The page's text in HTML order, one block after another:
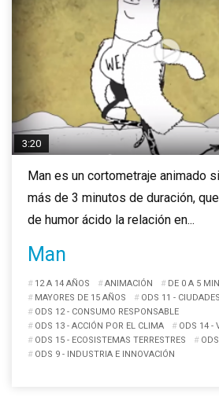
3:20
12 A 14 AÑOS ANIMACIÓN
DE 0 A 5
MAYORES DE 15 AÑOS
ODS 11 -
ODS 12 - CONSUMO RESPONSABLE
ODS 13 - ACCIÓN POR EL CLIMA
ODS 14 -
ODS 15 - ECOSISTEMAS TERRESTRES
ODS 9 - INDUSTRIA E INNOVACIÓN
Man
Man es un cortometraje animado
más de 3 minutos de duración,
de humor ácido la relación en...